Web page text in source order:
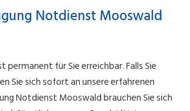
Notdienst Mooswald
für Sie erreichbar. Falls Sie
Sie sich sofort an unsere erfahrenen
Notdienst Mooswald brauchen Sie sich